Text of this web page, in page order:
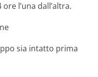
l’una dall’altra.
sia intatto prima